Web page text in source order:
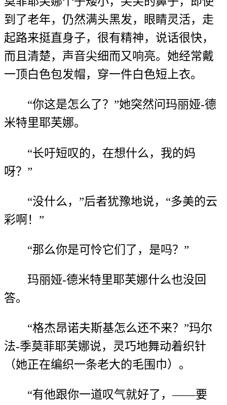
到了老年，仍然满头黑发，眼睛灵活，走
起路来挺直身子，很有精神，说话很快，
而且清楚，声音尖细而又响亮。她经常戴
一顶白色包发帽，穿一件白色短上衣。
“你这是怎么了？”她突然问玛丽娅-德
米特里耶芙娜。
“长吁短叹的，在想什么，我的妈
呀？”
“没什么，”后者犹豫地说，“多美的云
彩啊！”
“那么你是可怜它们了，是吗？”
玛丽娅-德米特里耶芙娜什么也没回
答。
“格杰昂诺夫斯基怎么还不来？”玛尔
法-季莫菲耶芙娜说，灵巧地舞动着织针
（她正在编织一条老大的毛围巾）。
“有他跟你一道叹气就好了，——要